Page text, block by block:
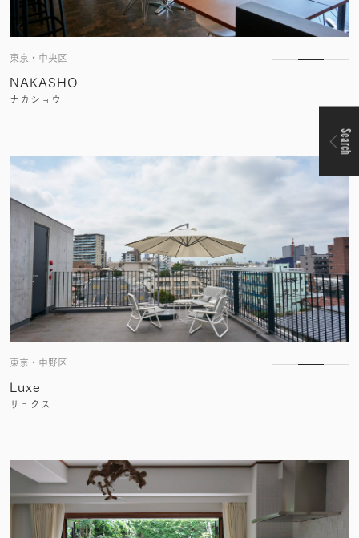
東京・中央区
NAKASHO
ナカショウ
東京・中野区
Luxe
リュクス
Search